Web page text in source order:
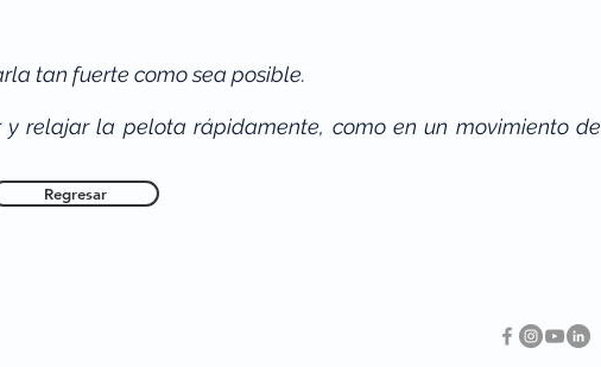
tan fuerte como sea posible.
relajar la pelota rápidamente, como en un movimiento de
Regresar